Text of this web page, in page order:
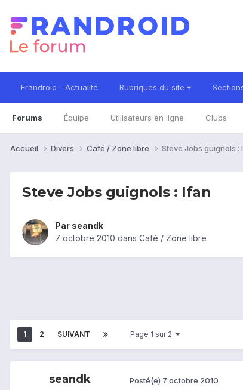
Frandroid - Actualité Rubriques du site
Forums Équipe Utilisateurs en ligne Clubs
Accueil Divers Café / Zone libre Steve Jobs guignols :
Steve Jobs guignols : Ifan
Par seandk
7 octobre 2010 dans Café / Zone libre
1 2 SUIVANT Page 1 sur 2
seandk Posté(e) 7 octobre 2010